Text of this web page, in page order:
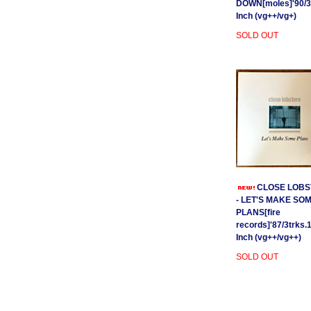
DOWN[moles]'90/
Inch (vg++/vg+)
SOLD OUT
CLOSE
- LET'S MAKE
PLANS[fire
records]'87/
Inch (vg++/vg++)
SOLD OUT